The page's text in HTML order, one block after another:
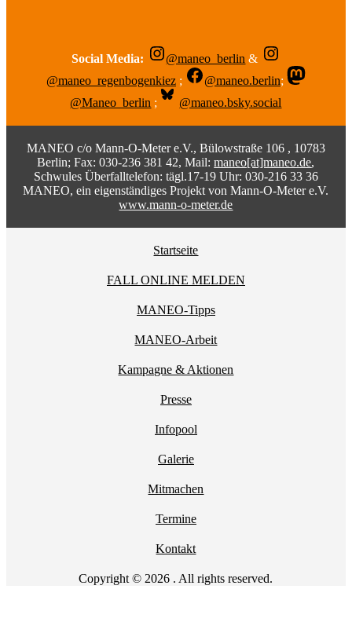
Social Media: @maneo_berlin &
@maneo_regenbogenkiez ; @maneo.berlin;
@Maneo_berlin ; @maneo.bsky.social
MANEO c/o Mann-O-Meter e.V., Bülowstraße 106 , 10783
Berlin; Fax: 030-236 381 42, Mail:maneo[at]maneo.de,
Schwules Überfalltelefon: tägl.17-19 Uhr: 030-216 33 36
MANEO, ein eigenständiges Projekt von Mann-O-Meter e.V.
www.mann-o-meter.de
Startseite
FALL ONLINE MELDEN
MANEO-Tipps
MANEO-Arbeit
Kampagne & Aktionen
Presse
Infopool
Galerie
Mitmachen
Termine
Kontakt
Copyright © 2026 . All rights reserved.